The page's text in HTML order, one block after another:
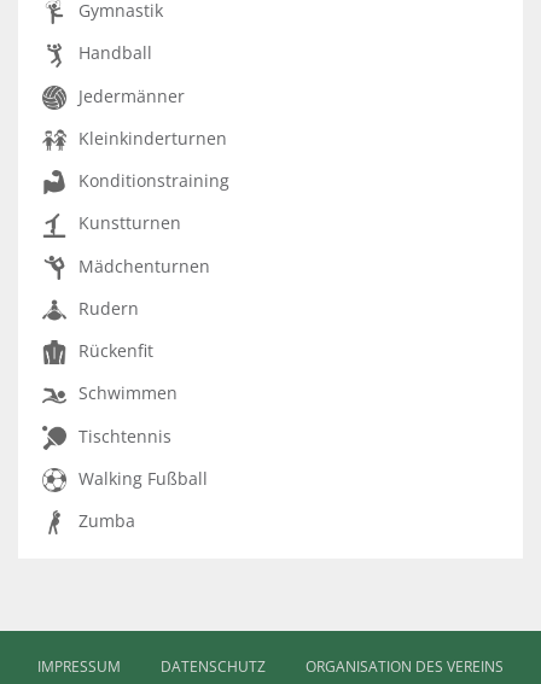
Gymnastik
Handball
Jedermänner
Kleinkinderturnen
Konditionstraining
Kunstturnen
Mädchenturnen
Rudern
Rückenfit
Schwimmen
Tischtennis
Walking Fußball
Zumba
IMPRESSUM DATENSCHUTZ ORGANISATION DES VEREINS